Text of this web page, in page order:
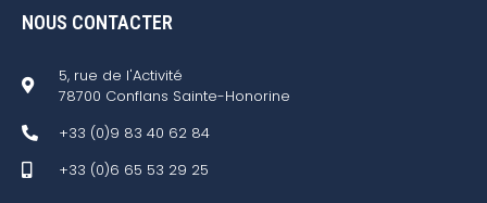
NOUS CONTACTER
5, rue de l'Activité
78700 Conflans Sainte-Honorine
+33 (0)9 83 40 62 84
+33 (0)6 65 53 29 25